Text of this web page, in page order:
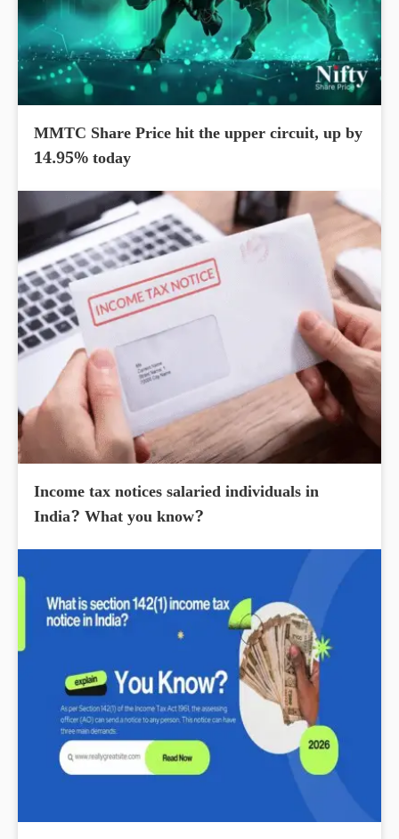
MMTC Share Price hit the upper circuit, up by
14.95% today
Income tax notices salaried individuals in
India? What you know?